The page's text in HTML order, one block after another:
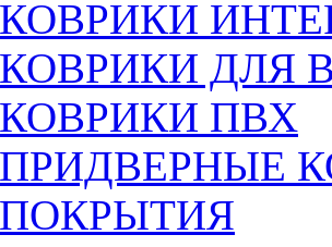
КОВРИКИ
КОВРИКИ ДЛЯ
КОВРИКИ ПВХ
ПРИДВЕРНЫЕ
ПОКРЫТИЯ